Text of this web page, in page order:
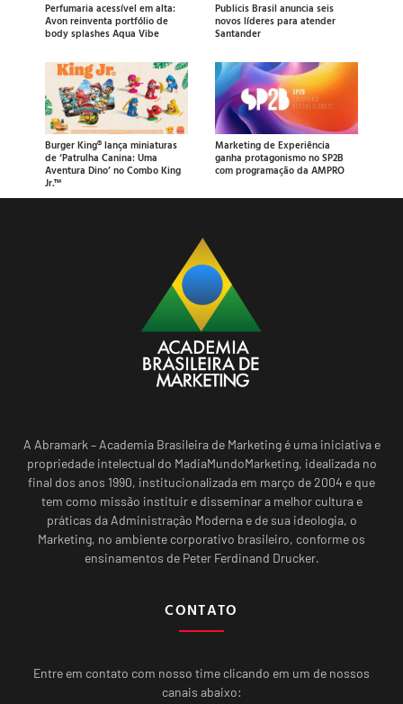
Perfumaria acessível em alta:
Avon reinventa portfólio de
body splashes Aqua Vibe
Publicis Brasil anuncia seis
novos líderes para atender
Santander
Burger King® lança miniaturas
de ‘Patrulha Canina: Uma
Aventura Dino’ no Combo King
Jr.™
Marketing de Experiência
ganha protagonismo no SP2B
com programação da AMPRO
A Abramark – Academia Brasileira de Marketing é uma iniciativa e
propriedade intelectual do MadiaMundoMarketing, idealizada no
final dos anos 1990, institucionalizada em março de 2004 e que
tem como missão instituir e disseminar a melhor cultura e
práticas da Administração Moderna e de sua ideologia, o
Marketing, no ambiente corporativo brasileiro, conforme os
ensinamentos de Peter Ferdinand Drucker.
CONTATO
Entre em contato com nosso time clicando em um de nossos
canais abaixo: